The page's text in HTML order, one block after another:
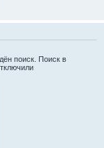
поиск. Поиск в